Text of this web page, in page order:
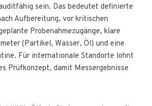
sein. Das bedeutet definierte
Aufbereitung, vor kritischen
Probenahmezugänge, klare
(Partikel, Wasser, Öl) und eine
Für internationale Standorte lohnt
Prüfkonzept, damit Messergebnisse